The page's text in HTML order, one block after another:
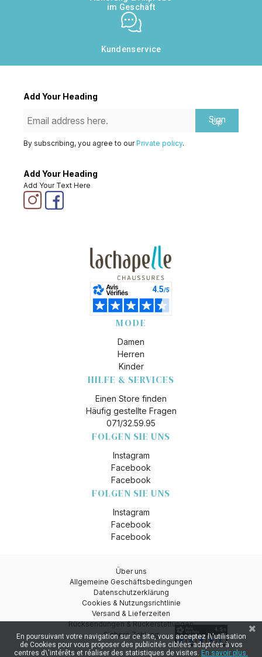
im Geschäft
Kundenservice
Add Your Heading
Sign
Up
By subscribing, you agree to ourPrivate policy.
Add Your Heading
Add Your Text Here
MODE
Damen
Herren
Kinder
HILFE & SERVICES
Einen Store finden
Häufig gestellte Fragen
071/32.59.95
FOLGEN SIE UNS
Instagram
Facebook
Facebook
FOLGEN SIE UNS
Instagram
Facebook
Facebook
Über uns
Allgemeine Geschäftsbedingungen
Datenschutzerklärung
Cookies & Nutzungsrichtlinie
Versand & Lieferzeiten
Rücksendungen & Rückerstattungen
Sichere Zahlung
En poursuivant votre navigation sur ce site, vous acceptez l\'utilisation
de Cookies pour vous proposer des publicités ciblées adaptées à vos
centres d\'intérêts et réaliser des statistiques de visites. En savoir plus.